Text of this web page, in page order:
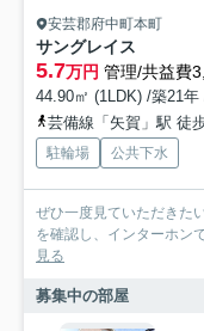
安芸郡府中町本町
サングレイス
5.7万円 管理/共益費
44.90㎡ (1LDK) /築21年
芸備線「矢賀」駅 徒
駐輪場 公共下水
ぜひ一度見ていただきた
を確認し、インターホン
見る
募集中の部屋